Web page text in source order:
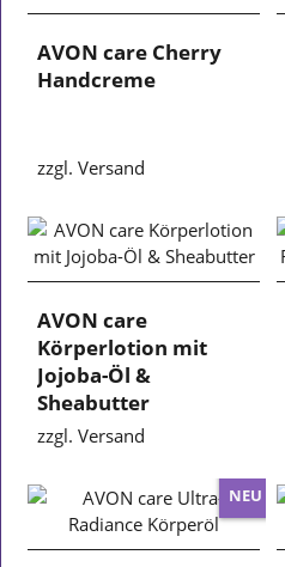
AVON care Cherry
Handcreme
zzgl. Versand
AVON care
Körperlotion mit
Jojoba-Öl &
Sheabutter
zzgl. Versand
NEU